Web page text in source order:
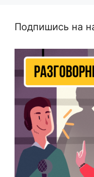
Подпишись на